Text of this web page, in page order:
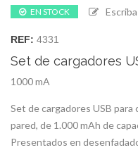
EN STOCK
REF: 4331
Set de cargadores
1000 mA
Set de cargadores USB para
pared, de 1.000 mAh de
Presentados en